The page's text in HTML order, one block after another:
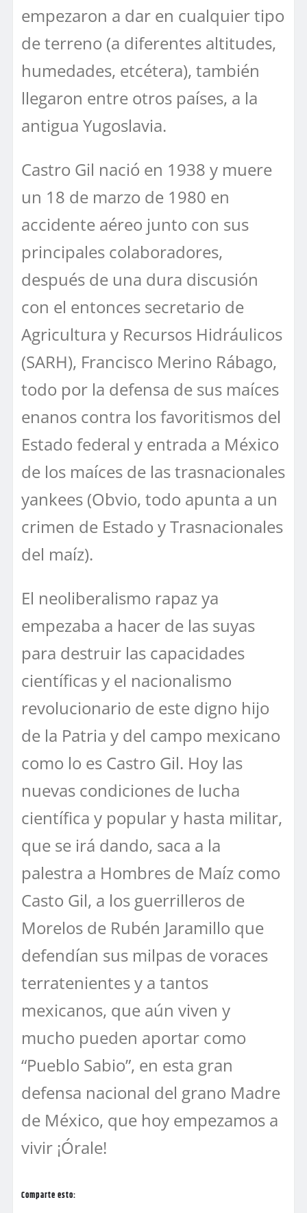
empezaron a dar en cualquier tipo
de terreno (a diferentes altitudes,
humedades, etcétera), también
llegaron entre otros países, a la
antigua Yugoslavia.
Castro Gil nació en 1938 y muere
un 18 de marzo de 1980 en
accidente aéreo junto con sus
principales colaboradores,
después de una dura discusión
con el entonces secretario de
Agricultura y Recursos Hidráulicos
(SARH), Francisco Merino Rábago,
todo por la defensa de sus maíces
enanos contra los favoritismos del
Estado federal y entrada a México
de los maíces de las trasnacionales
yankees (Obvio, todo apunta a un
crimen de Estado y Trasnacionales
del maíz).
El neoliberalismo rapaz ya
empezaba a hacer de las suyas
para destruir las capacidades
científicas y el nacionalismo
revolucionario de este digno hijo
de la Patria y del campo mexicano
como lo es Castro Gil. Hoy las
nuevas condiciones de lucha
científica y popular y hasta militar,
que se irá dando, saca a la
palestra a Hombres de Maíz como
Casto Gil, a los guerrilleros de
Morelos de Rubén Jaramillo que
defendían sus milpas de voraces
terratenientes y a tantos
mexicanos, que aún viven y
mucho pueden aportar como
“Pueblo Sabio”, en esta gran
defensa nacional del grano Madre
de México, que hoy empezamos a
vivir ¡Órale!
Comparte esto: